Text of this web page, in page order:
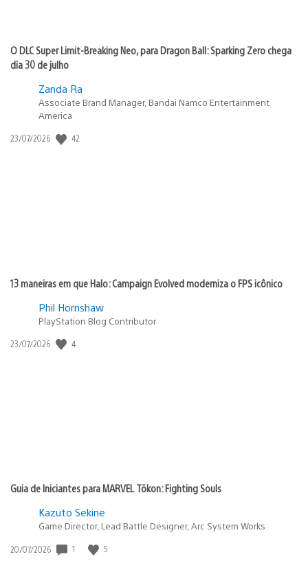
O DLC Super Limit-Breaking Neo, para Dragon Ball: Sparking Zero chega
dia 30 de julho
Zanda Ra
Associate Brand Manager, Bandai Namco Entertainment
America
Data
23/07/2026 42
13 maneiras em que Halo: Campaign Evolved moderniza o FPS icônico
Phil Hornshaw
PlayStation Blog Contributor
Data
23/07/2026 4
Guia de Iniciantes para MARVEL Tōkon: Fighting Souls
Kazuto Sekine
Game Director, Lead Battle Designer, Arc System Works
Data
20/07/2026 1 5